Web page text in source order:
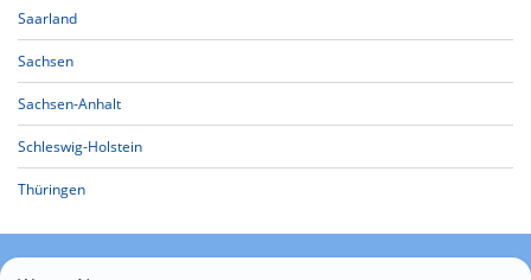
Saarland
Sachsen
Sachsen-Anhalt
Schleswig-Holstein
Thüringen